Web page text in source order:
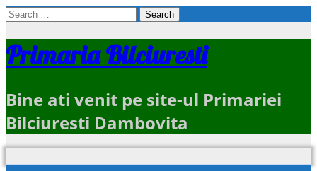
Search
Primaria Bilciuresti
Bine ati venit pe site-ul Primariei
Bilciuresti Dambovita